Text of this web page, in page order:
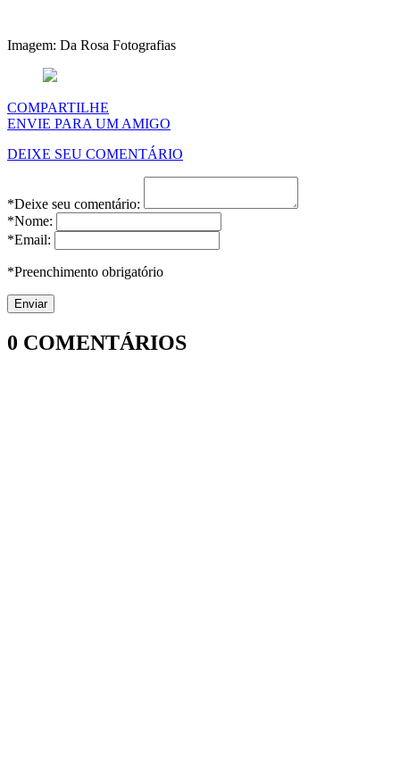
Imagem: Da Rosa Fotografias
COMPARTILHE
ENVIE PARA UM AMIGO
DEIXE SEU COMENTÁRIO
*Deixe seu comentário:
*Nome:
*Email:
*Preenchimento obrigatório
0 COMENTÁRIOS